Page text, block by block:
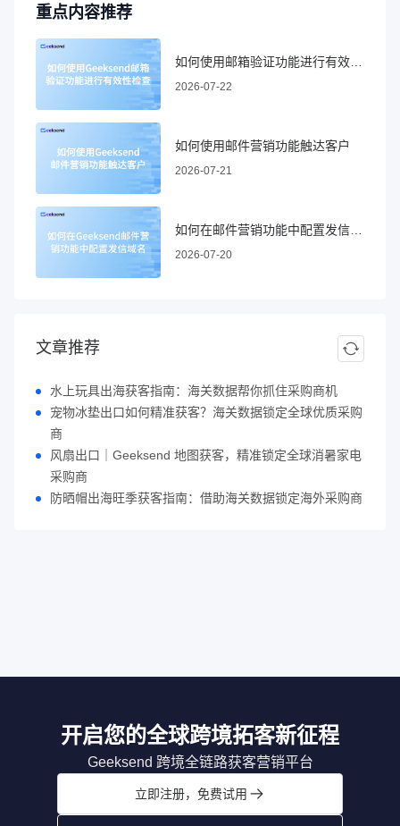
重点内容推荐
2026-07-22
如何使用邮件营销功能触达客户
2026-07-21
2026-07-20
文章推荐
水上玩具出海获客指南：海关数据帮你抓住采购商机
宠物冰垫出口如何精准获客？海关数据锁定全球优质采购
商
风扇出口｜Geeksend 地图获客，精准锁定全球消暑家电
采购商
防晒帽出海旺季获客指南：借助海关数据锁定海外采购商
开启您的全球跨境拓客新征程
Geeksend 跨境全链路获客营销平台
立即注册，免费试用